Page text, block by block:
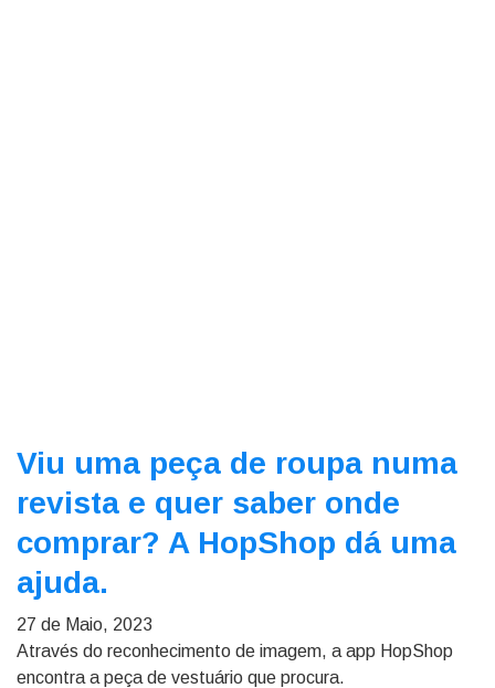
Viu uma peça de roupa numa
revista e quer saber onde
comprar? A HopShop dá uma
ajuda.
27 de Maio, 2023
Através do reconhecimento de imagem, a app HopShop
encontra a peça de vestuário que procura.